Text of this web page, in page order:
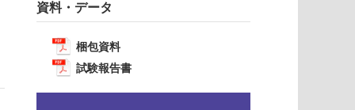
資料・データ
梱包資料
試験報告書